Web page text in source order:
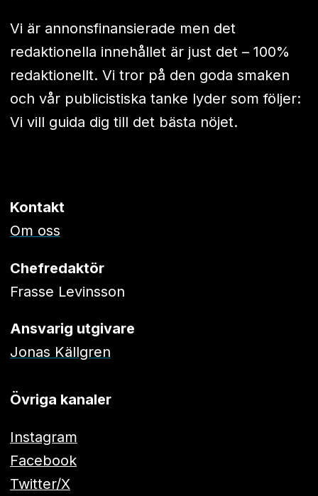
Vi är annonsfinansierade men det
redaktionella innehållet är just det – 100%
redaktionellt. Vi tror på den goda smaken
och vår publicistiska tanke lyder som följer:
Vi vill guida dig till det bästa nöjet.
Kontakt
Om oss
Chefredaktör
Frasse Levinsson
Ansvarig utgivare
Jonas Källgren
Övriga kanaler
Instagram
Facebook
Twitter/X